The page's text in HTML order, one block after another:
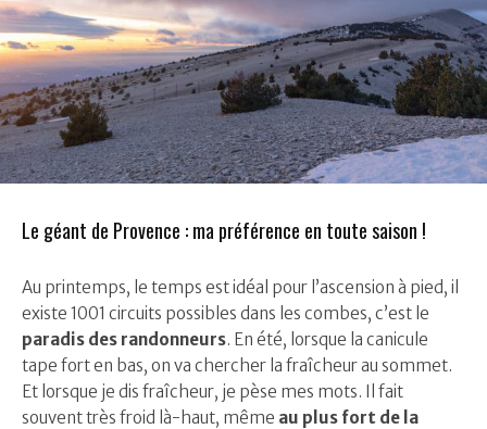
Le géant de Provence : ma préférence en toute saison !
Au printemps, le temps est idéal pour l’ascension à pied, il
existe 1001 circuits possibles dans les combes, c’est le
paradis des randonneurs. En été, lorsque la canicule
tape fort en bas, on va chercher la fraîcheur au sommet.
Et lorsque je dis fraîcheur, je pèse mes mots. Il fait
souvent très froid là-haut, même au plus fort de la